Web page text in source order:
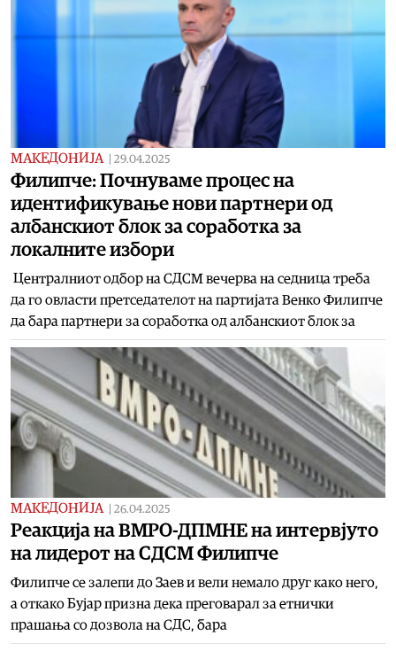
МАКЕДОНИЈА 29.04.2025
Филипче: Почнуваме процес на
идентификување нови партнери од
албанскиот блок за соработка за
локалните избори
Централниот одбор на СДСМ вечерва на седница треба
да го овласти претседателот на партијата Венко Филипче
да бара партнери за соработка од албанскиот блок за
МАКЕДОНИЈА 26.04.2025
Реакција на ВМРО-ДПМНЕ на интервјуто
на лидерот на СДСМ Филипче
Филипче се залепи до Заев и вели немало друг како него,
а откако Бујар призна дека преговарал за етнички
прашања со дозвола на СДС, бара